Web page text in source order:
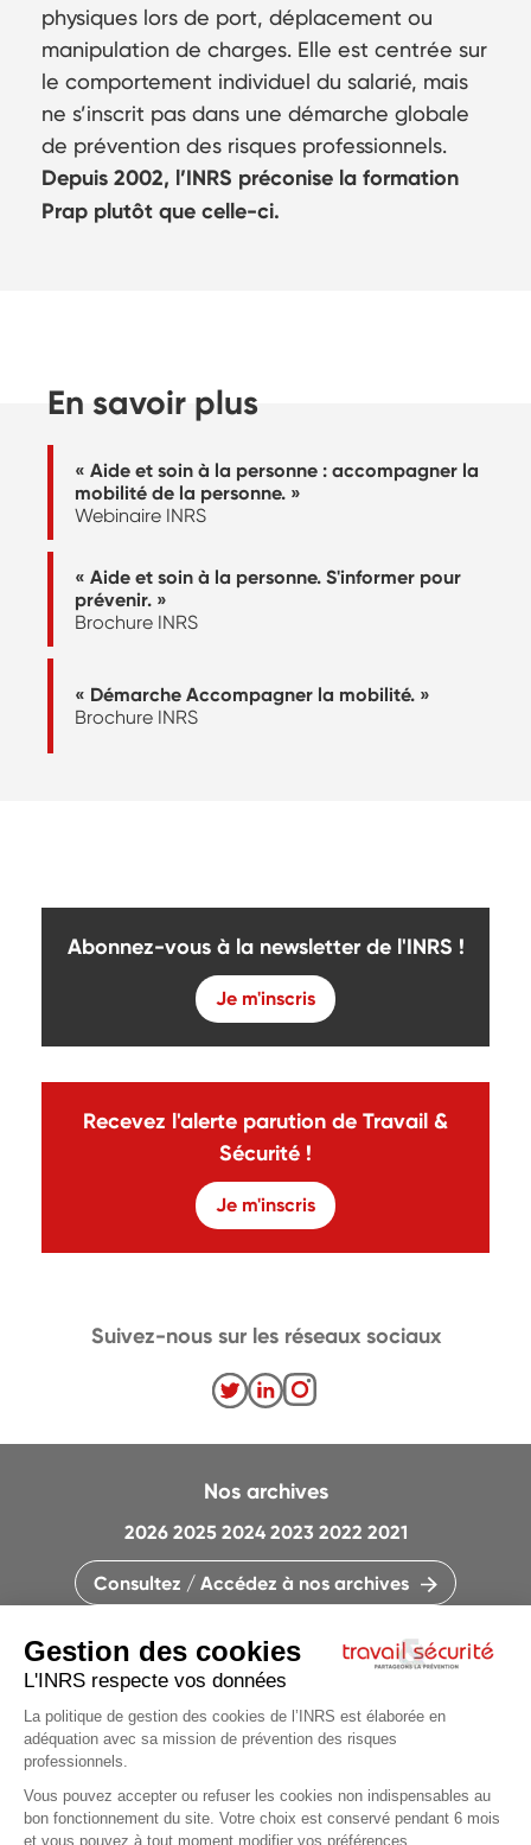
physiques lors de port, déplacement ou
manipulation de charges. Elle est centrée sur
le comportement individuel du salarié, mais
ne s’inscrit pas dans une démarche globale
de prévention des risques professionnels.
Depuis 2002, l’INRS préconise la formation
Prap plutôt que celle-ci.
En savoir plus
« Aide et soin à la personne : accompagner la
mobilité de la personne. »
Webinaire INRS
« Aide et soin à la personne. S'informer pour
prévenir. »
Brochure INRS
« Démarche Accompagner la mobilité. »
Brochure INRS
Abonnez-vous à la newsletter de l'INRS !
Je m'inscris
Recevez l'alerte parution de Travail &
Sécurité !
Je m'inscris
CONTACTEZ LA RÉDACTION
QUI SOMMES-NOUS ?
PLAN DU SITE
PARAMÈTRES DES COOKIES
Nos archives
2026 2025 2024 2023 2022 2021
Consultez / Accédez à nos archives
Suivez-nous sur les réseaux sociaux